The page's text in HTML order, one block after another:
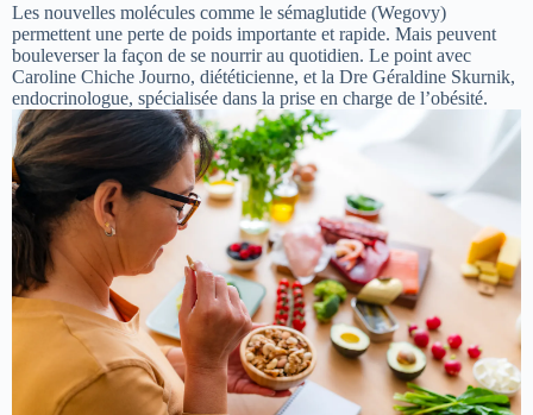
Les nouvelles molécules comme le sémaglutide (Wegovy)
permettent une perte de poids importante et rapide. Mais peuvent
bouleverser la façon de se nourrir au quotidien. Le point avec
Caroline Chiche Journo, diététicienne, et la Dre Géraldine Skurnik,
endocrinologue, spécialisée dans la prise en charge de l’obésité.